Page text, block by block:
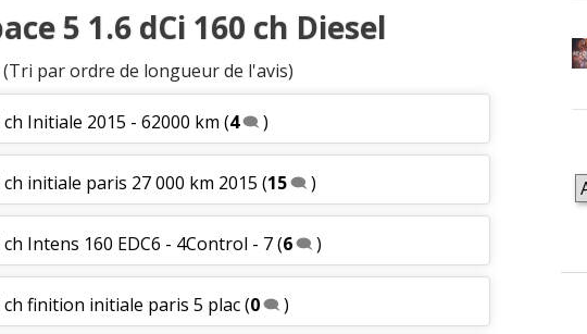
5 1.6 dCi 160 ch Diesel
(Tri par ordre de longueur de l'avis)
ch Initiale 2015 - 62000 km (4 )
ch initiale paris 27 000 km 2015 (15 )
ch Intens 160 EDC6 - 4Control - 7(6 )
ch finition initiale paris 5 plac(0 )